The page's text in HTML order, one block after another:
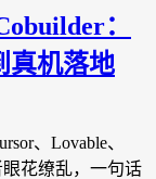
：
真机落地
、Lovable、
花缭乱，一句话